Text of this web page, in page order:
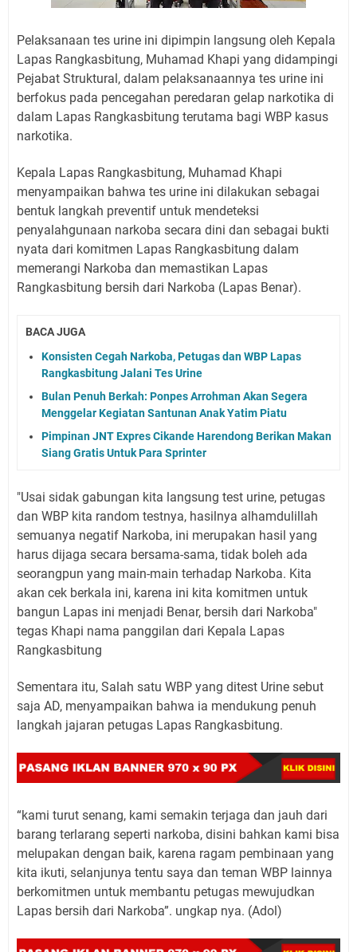
Pelaksanaan tes urine ini dipimpin langsung oleh Kepala
Lapas Rangkasbitung, Muhamad Khapi yang didampingi
Pejabat Struktural, dalam pelaksanaannya tes urine ini
berfokus pada pencegahan peredaran gelap narkotika di
dalam Lapas Rangkasbitung terutama bagi WBP kasus
narkotika.
Kepala Lapas Rangkasbitung, Muhamad Khapi
menyampaikan bahwa tes urine ini dilakukan sebagai
bentuk langkah preventif untuk mendeteksi
penyalahgunaan narkoba secara dini dan sebagai bukti
nyata dari komitmen Lapas Rangkasbitung dalam
memerangi Narkoba dan memastikan Lapas
Rangkasbitung bersih dari Narkoba (Lapas Benar).
BACA JUGA
Konsisten Cegah Narkoba, Petugas dan WBP Lapas
Rangkasbitung Jalani Tes Urine
Bulan Penuh Berkah: Ponpes Arrohman Akan Segera
Menggelar Kegiatan Santunan Anak Yatim Piatu
Pimpinan JNT Expres Cikande Harendong Berikan Makan
Siang Gratis Untuk Para Sprinter
"Usai sidak gabungan kita langsung test urine, petugas
dan WBP kita random testnya, hasilnya alhamdulillah
semuanya negatif Narkoba, ini merupakan hasil yang
harus dijaga secara bersama-sama, tidak boleh ada
seorangpun yang main-main terhadap Narkoba. Kita
akan cek berkala ini, karena ini kita komitmen untuk
bangun Lapas ini menjadi Benar, bersih dari Narkoba"
tegas Khapi nama panggilan dari Kepala Lapas
Rangkasbitung
Sementara itu, Salah satu WBP yang ditest Urine sebut
saja AD, menyampaikan bahwa ia mendukung penuh
langkah jajaran petugas Lapas Rangkasbitung.
“kami turut senang, kami semakin terjaga dan jauh dari
barang terlarang seperti narkoba, disini bahkan kami bisa
melupakan dengan baik, karena ragam pembinaan yang
kita ikuti, selanjunya tentu saya dan teman WBP lainnya
berkomitmen untuk membantu petugas mewujudkan
Lapas bersih dari Narkoba”. ungkap nya. (Adol)